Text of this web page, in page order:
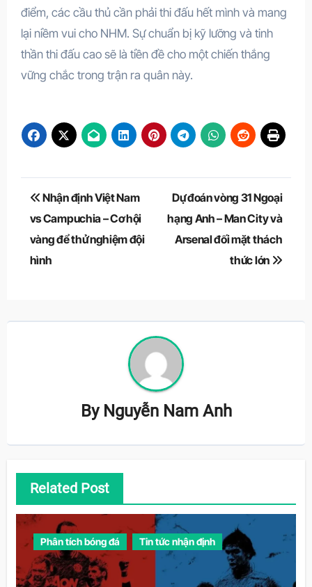
điểm, các cầu thủ cần phải thi đấu hết mình và mang
lại niềm vui cho NHM. Sự chuẩn bị kỹ lưỡng và tinh
thần thi đấu cao sẽ là tiền đề cho một chiến thắng
vững chắc trong trận ra quân này.
Điều
hướng
bài
Nhận định Việt Nam
vs Campuchia – Cơ hội
vàng để thử nghiệm đội
hình
Dự đoán vòng 31 Ngoại
hạng Anh – Man City và
Arsenal đối mặt thách
thức lớn
By Nguyễn Nam Anh
Related Post
Phân tích bóng đá Tin tức nhận định